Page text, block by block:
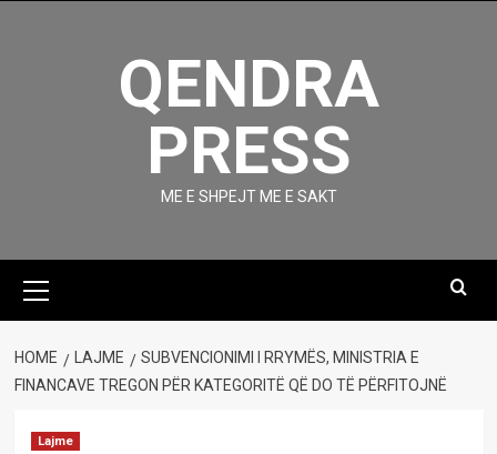
QENDRA
PRESS
ME E SHPEJT ME E SAKT
Menu
HOME LAJME
SUBVENCIONIMI I RRYMËS, MINISTRIA E
FINANCAVE TREGON PËR KATEGORITË QË DO TË PËRFITOJNË
Lajme